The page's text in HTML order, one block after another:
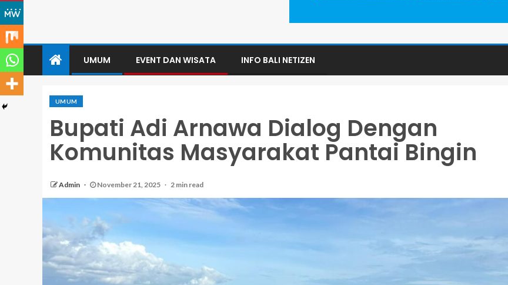
UMUM EVENT DAN WISATA INFO BALI NETIZEN
UMUM
Bupati Adi Arnawa Dialog Dengan
Komunitas Masyarakat Pantai Bingin
Admin November 21, 2025 2 min read